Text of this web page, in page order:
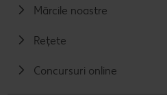
Mărcile noastre
Rețete
Concursuri online